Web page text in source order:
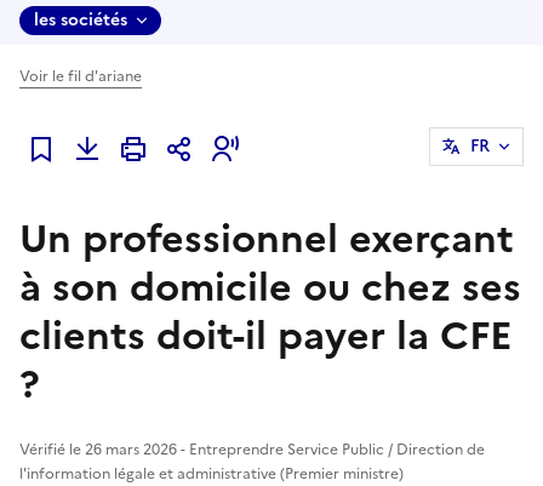
les sociétés
Voir le fil d'ariane
Ajouter à mes favoris
FR
Un professionnel exerçant
à son domicile ou chez ses
clients doit-il payer la CFE
?
Vérifié le 26 mars 2026 - Entreprendre Service Public / Direction de
l'information légale et administrative (Premier ministre)